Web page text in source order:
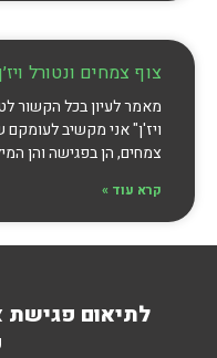
צוף צמחים ונטורל
מאמר לעיון בכל הקשור
ויז'ן" אני מקשיב
צמחים, הן בפגישה והן
קרא עוד »
לתיאום פגישת